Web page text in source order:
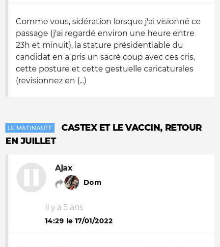
Comme vous, sidération lorsque j'ai visionné ce
passage (j'ai regardé environ une heure entre
23h et minuit). la stature présidentiable du
candidat en a pris un sacré coup avec ces cris,
cette posture et cette gestuelle caricaturales
(revisionnez en (...)
LE MATINAUTE
CASTEX ET LE VACCIN, RETOUR
EN JUILLET
Ajax
Dom
il y a 5 ans
14:29 le 17/01/2022